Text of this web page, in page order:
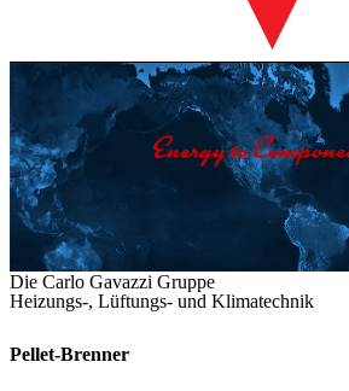
Die Carlo Gavazzi Gruppe
Heizungs-, Lüftungs- und Klimatechnik
Pellet-Brenner